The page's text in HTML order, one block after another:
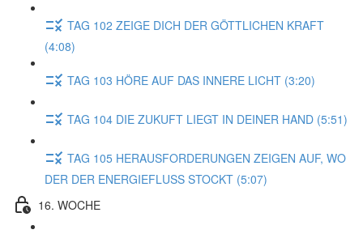
TAG 102 ZEIGE DICH DER GÖTTLICHEN KRAFT
(4:08)
TAG 103 HÖRE AUF DAS INNERE LICHT (3:20)
TAG 104 DIE ZUKUFT LIEGT IN DEINER HAND (5:51)
TAG 105 HERAUSFORDERUNGEN ZEIGEN AUF, WO
DER DER ENERGIEFLUSS STOCKT (5:07)
16. WOCHE